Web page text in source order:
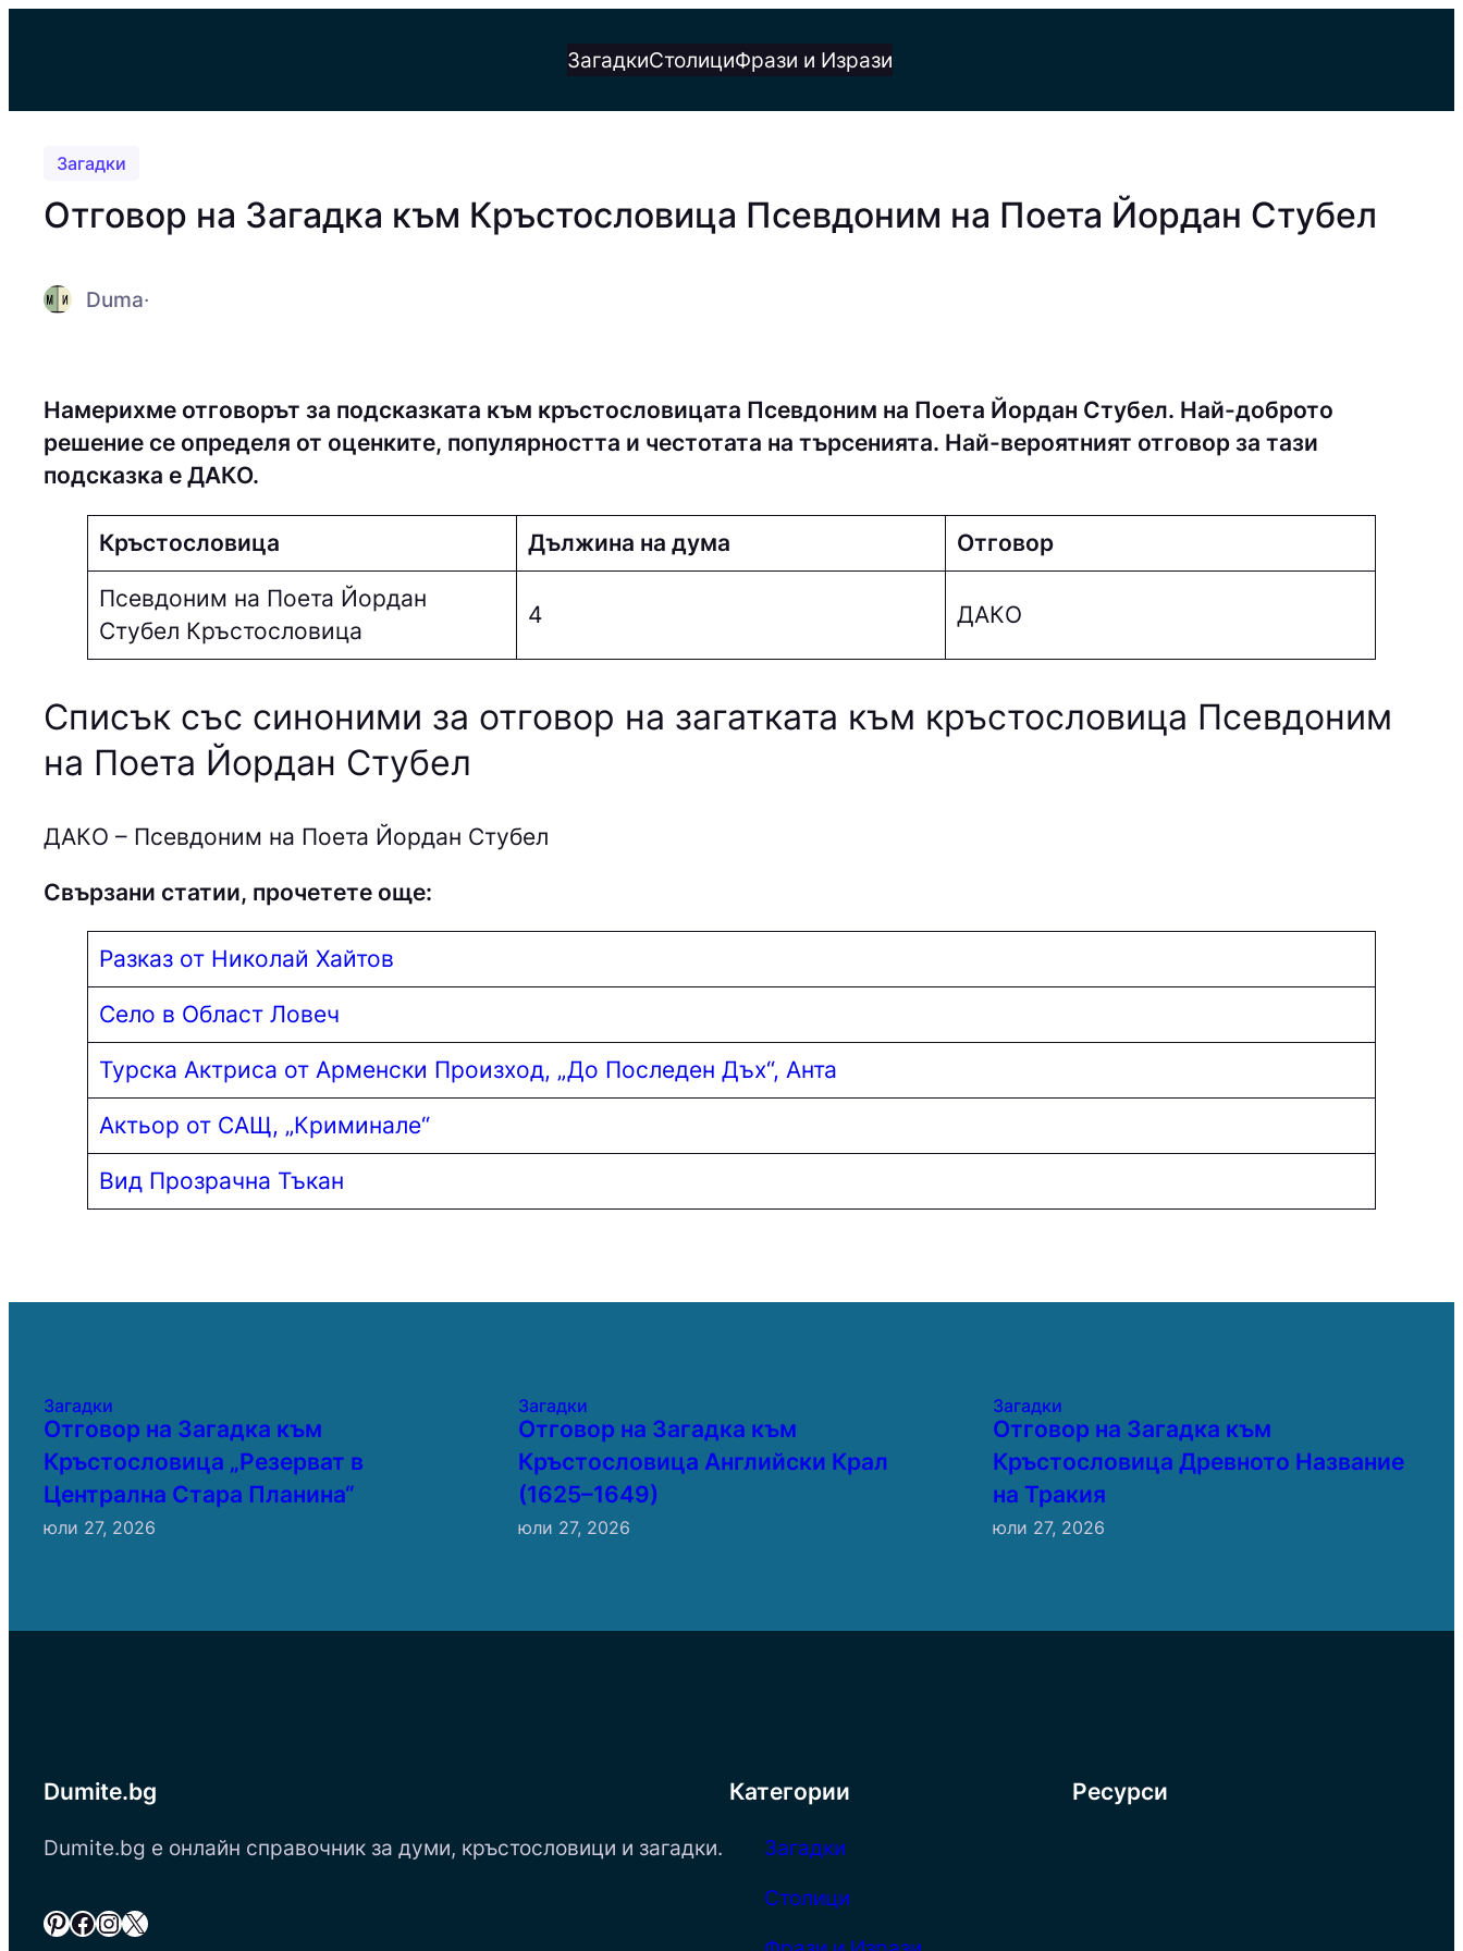
ЗагадкиСтолициФрази и Изрази
Загадки
Отговор на Загадка към Кръстословица Псевдоним на Поета Йордан Стубел
Duma·
Намерихме отговорът за подсказката към кръстословицата Псевдоним на Поета Йордан Стубел. Най-доброто
решение се определя от оценките, популярността и честотата на търсенията. Най-вероятният отговор за тази
подсказка е ДAКO.
Кръстословица Дължина на дума Отговор
Псевдоним на Поета Йордан
Стубел Кръстословица
4 ДAКO
Списък със синоними за отговор на загатката към кръстословица Псевдоним
на Поета Йордан Стубел
ДAКO – Псевдоним на Поета Йордан Стубел
Свързани статии, прочетете още:
Разказ от Николай Хайтов
Село в Област Ловеч
Турска Актриса от Арменски Произход, „До Последен Дъх“, Анта
Актьор от САЩ, „Криминале“
Вид Прозрачна Тъкан
Загадки
Отговор на Загадка към
Кръстословица „Резерват в
Централна Стара Планина“
юли 27, 2026
Загадки
Отговор на Загадка към
Кръстословица Английски Крал
(1625–1649)
юли 27, 2026
Загадки
Отговор на Загадка към
Кръстословица Древното Название
на Тракия
юли 27, 2026
Dumite.bg
Dumite.bg е онлайн справочник за думи, кръстословици и загадки.
Pinterest Facebook InstagramX
Категории
Загадки
Столици
Ресурси